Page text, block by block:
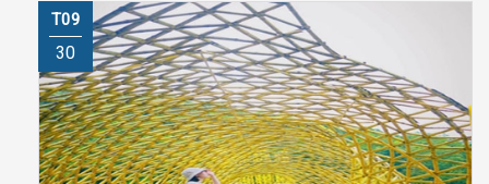
T09
30